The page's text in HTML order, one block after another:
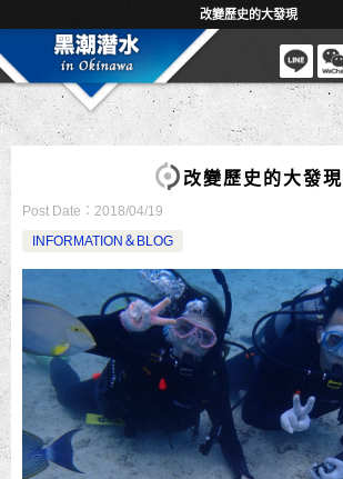
改變歷史的大發現
改變歷史的大發現
Post Date： 2018/04/19
INFORMATION＆BLOG